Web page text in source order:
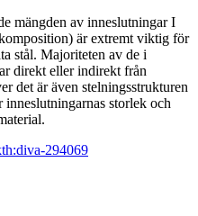
mängden av inneslutningar I
är extremt viktig för
stål. Majoriteten av de i
direkt eller indirekt från
det är även stelningsstrukturen
storlek och
294069